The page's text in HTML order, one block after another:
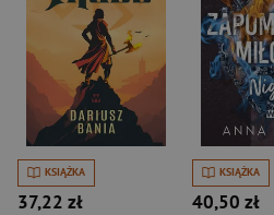
KSIĄŻKA
37,22 zł
KSIĄŻKA
40,50 zł